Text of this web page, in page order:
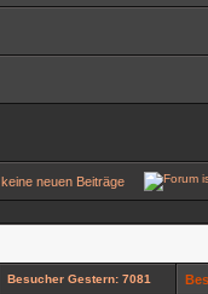
keine neuen Beiträge
Besucher Gestern: 7081